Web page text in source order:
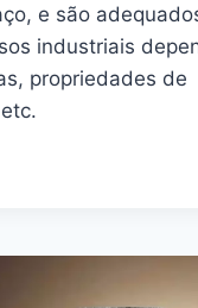
e são
industriais
propriedades de